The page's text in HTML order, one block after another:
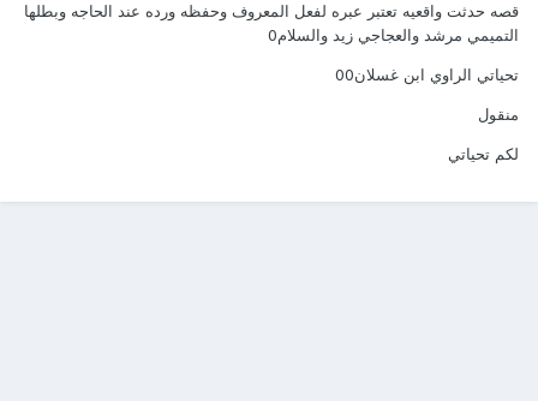
قصه حدثت واقعيه تعتبر عبره لفعل المعروف وحفظه ورده عند الحاجه وبطلها
التميمي مرشد والعجاجي زيد والسلام0
تحياتي الراوي ابن غسلان00
منقول
لكم تحياتي